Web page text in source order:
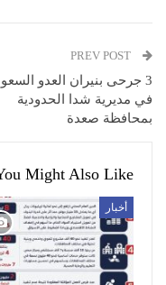
3 جرحى بنيران العدو
في مديرية شدا الحدودية
بمحافظة صعدة
Might Also Like
أخبار